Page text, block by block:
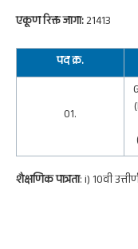
एकूण रिक्त जागा:21413
पद क्र.
01.
शैक्षणिक पात्रता: i) 10वी